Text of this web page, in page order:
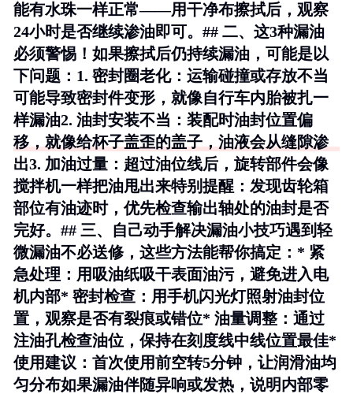
能有水珠一样正常——用干净布擦拭后，观察
24小时是否继续渗油即可。## 二、这3种漏油
必须警惕！如果擦拭后仍持续漏油，可能是以
下问题：1.密封圈老化：运输碰撞或存放不当
可能导致密封件变形，就像自行车内胎被扎一
样漏油2. 油封安装不当 ：装配时油封位置偏
移，就像给杯子盖歪的盖子，油液会从缝隙渗
出3. 加油过量 ：超过油位线后，旋转部件会像
搅拌机一样把油甩出来特别提醒：发现齿轮箱
部位有油迹时，优先检查输出轴处的油封是否
完好。## 三、自己动手解决漏油小技巧遇到轻
微漏油不必送修，这些方法能帮你搞定：* 紧
急处理 ：用吸油纸吸干表面油污，避免进入电
机内部*密封检查 ：用手机闪光灯照射油封位
置，观察是否有裂痕或错位* 油量调整：通过
注油孔检查油位，保持在刻度线中线位置最佳*
使用建议 ：首次使用前空转5分钟，让润滑油均
匀分布如果漏油伴随异响或发热，说明内部零